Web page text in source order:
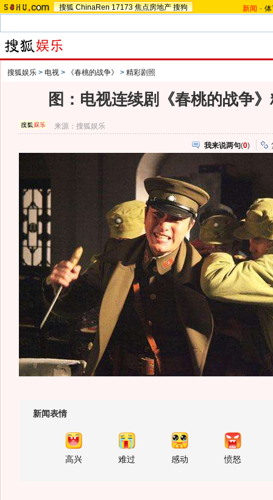
搜狐 ChinaRen 17173 焦点房地产 搜狗 新闻 -
搜狐娱乐 > 电视 > 《春桃的战争》 > 精彩剧照
图：电视连续剧《春桃的战争
来源：搜狐娱乐
我来说两句(0)
新闻表情
高兴 难过 感动 愤怒